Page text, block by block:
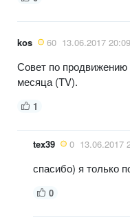
kos 60 13.06.2017 20:09
Совет по продвижению
месяца (TV).
1
tex39 0 13.06.2017
спасибо) я только
0